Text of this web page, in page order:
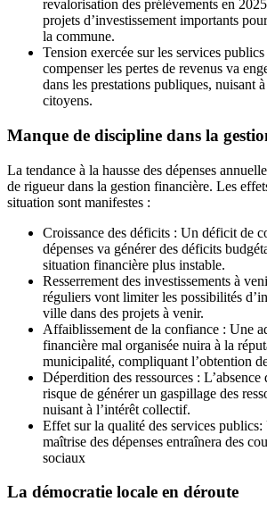
revalorisation des prélèvements en
projets d’investissement importants
la commune.
Tension exercée sur les services
compenser les pertes de revenus va
dans les prestations publiques, nuisant
citoyens.
Manque de discipline dans la
La tendance à la hausse des dépenses
de rigueur dans la gestion financière. Les
situation sont manifestes :
Croissance des déficits : Un déficit de
dépenses va générer des déficits
situation financière plus instable.
Resserrement des investissements à
réguliers vont limiter les possibilités
ville dans des projets à venir.
Affaiblissement de la confiance : Une
financière mal organisée nuira à la
municipalité, compliquant l’obtention
Déperdition des ressources : L’absence
risque de générer un gaspillage des
nuisant à l’intérêt collectif.
Effet sur la qualité des services publics:
maîtrise des dépenses entraînera des
sociaux
La démocratie locale en déroute